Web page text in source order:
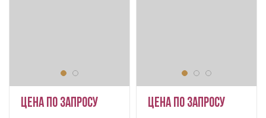
Цена по запросу Цена по запросу